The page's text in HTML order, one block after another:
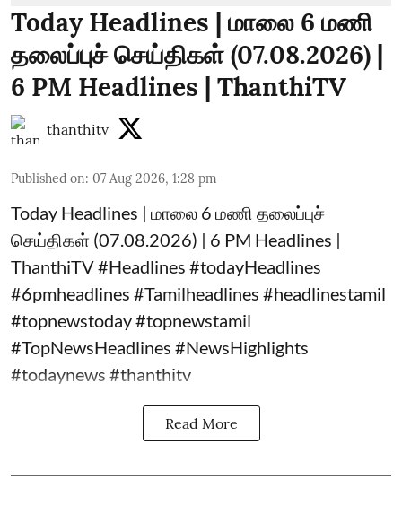
Today Headlines | மாலை 6 மணி
தலைப்புச் செய்திகள் (07.08.2026) |
6 PM Headlines | ThanthiTV
thanthitv
Published on: 07 Aug 2026, 1:28 pm
Today Headlines | மாலை 6 மணி தலைப்புச்
செய்திகள் (07.08.2026) | 6 PM Headlines |
ThanthiTV #Headlines #todayHeadlines
#6pmheadlines #Tamilheadlines #headlinestamil
#topnewstoday #topnewstamil
#TopNewsHeadlines #NewsHighlights
#todaynews #thanthitv
Read More